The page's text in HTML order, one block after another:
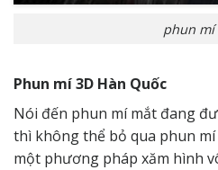
phun mí
Phun mí 3D Hàn Quốc
Nói đến phun mí mắt đang
thì không thể bỏ qua phun mí
một phương pháp xăm hình